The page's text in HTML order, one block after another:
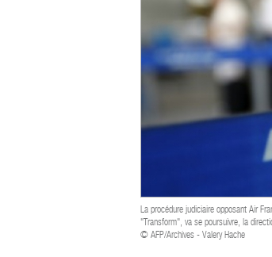
La procédure judiciaire opposant Air
"Transform", va se poursuivre, la
© AFP/Archives - Valery Hache